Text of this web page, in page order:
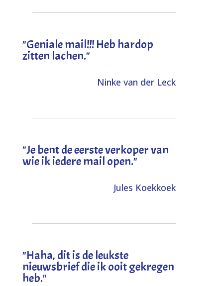
"Geniale mail!!! Heb hardop
zitten lachen."
Ninke van der Leck
"Je bent de eerste verkoper van
wie ik iedere mail open."
Jules Koekkoek
"Haha, dit is de leukste
nieuwsbrief die ik ooit gekregen
heb."